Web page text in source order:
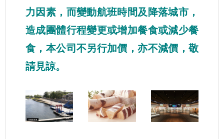
力因素，而變動航班時間及降落城市，
造成團體行程變更或增加餐食或減少餐
食，本公司不另行加價，亦不減價，敬
請見諒。